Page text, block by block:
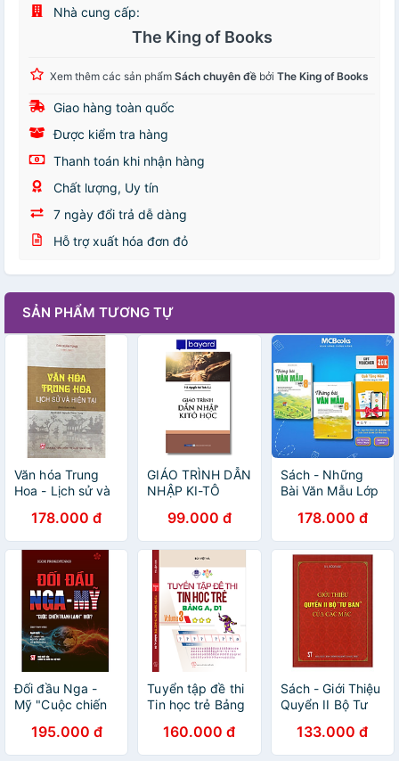
Nhà cung cấp:
The King of Books
Xem thêm các sản phẩm Sách chuyên đề bởi The King of Books
Giao hàng toàn quốc
Được kiểm tra hàng
Thanh toán khi nhận hàng
Chất lượng, Uy tín
7 ngày đổi trả dễ dàng
Hỗ trợ xuất hóa đơn đỏ
SẢN PHẨM TƯƠNG TỰ
Văn hóa Trung
Hoa - Lịch sử và
178.000 đ
GIÁO TRÌNH DẪN
NHẬP KI-TÔ
99.000 đ
Sách - Những
Bài Văn Mẫu Lớp
- MCBooks
178.000 đ
Đối đầu Nga -
Mỹ "Cuộc chiến
195.000 đ
Tuyển tập đề thi
Tin học trẻ Bảng
160.000 đ
Sách - Giới Thiệu
Quyển II Bộ Tư
Mác - NXB Chính
Trị Quốc Gia
133.000 đ